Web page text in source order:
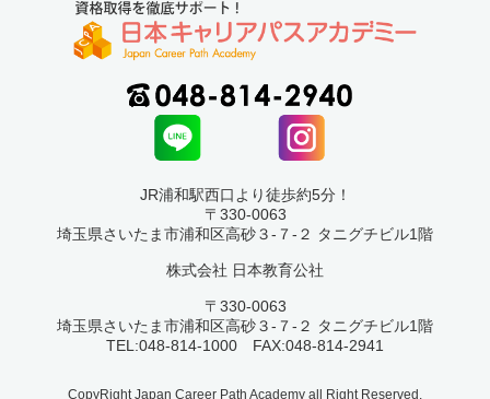
JR浦和駅西口より徒歩約5分！
〒330-0063
埼玉県さいたま市浦和区高砂３-７-２ タニグチビル1階
株式会社 日本教育公社
〒330-0063
埼玉県さいたま市浦和区高砂３-７-２ タニグチビル1階
TEL:048-814-1000 FAX:048-814-2941
CopyRight Japan Career Path Academy all Right Reserved.